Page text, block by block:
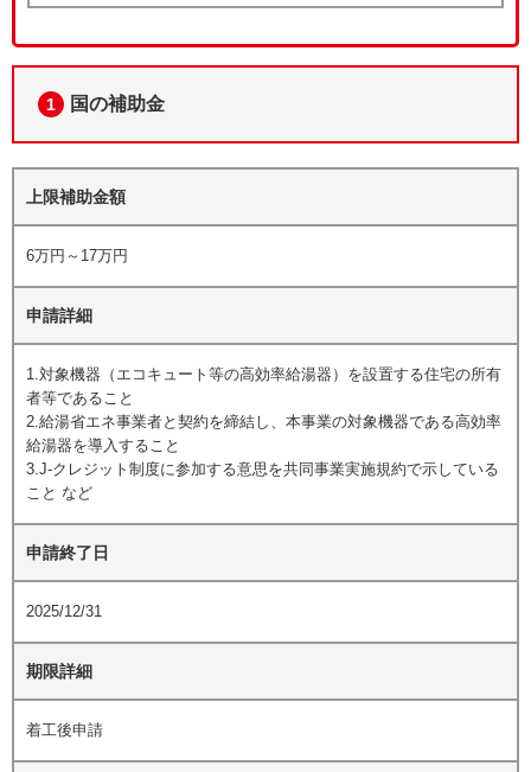
1 国の補助金
上限補助金額
6万円～17万円
申請詳細
1.対象機器（エコキュート等の高効率給湯器）を設置する住宅の所有
者等であること
2.給湯省エネ事業者と契約を締結し、本事業の対象機器である高効率
給湯器を導入すること
3.J-クレジット制度に参加する意思を共同事業実施規約で示している
こと など
申請終了日
2025/12/31
期限詳細
着工後申請